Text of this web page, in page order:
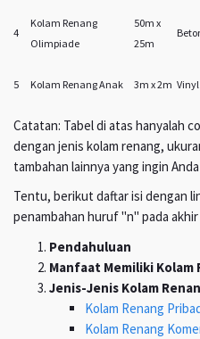
4
Kolam Renang
Olimpiade
50m x
25m
5
Kolam Renang Anak 3m x 2m Vinyl
Catatan: Tabel di atas hanyalah
dengan jenis kolam renang,
tambahan lainnya yang ingin
Tentu, berikut daftar isi dengan
penambahan huruf "n" pada
Pendahuluan
Manfaat Memiliki Kolam
Jenis-Jenis Kolam
Kolam Renang
Kolam Renang